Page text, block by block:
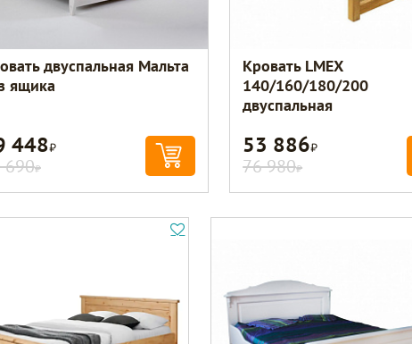
двуспальная Мальта
ящика
448Р
690Р
Кровать LMEX
140/160/180/200
двуспальная
53 886Р
76 980Р